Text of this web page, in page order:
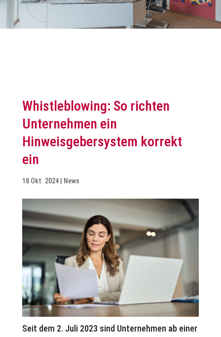
Whistleblowing: So richten
Unternehmen ein
Hinweisgebersystem korrekt
ein
18 Okt. 2024| News
Seit dem 2. Juli 2023 sind Unternehmen ab einer